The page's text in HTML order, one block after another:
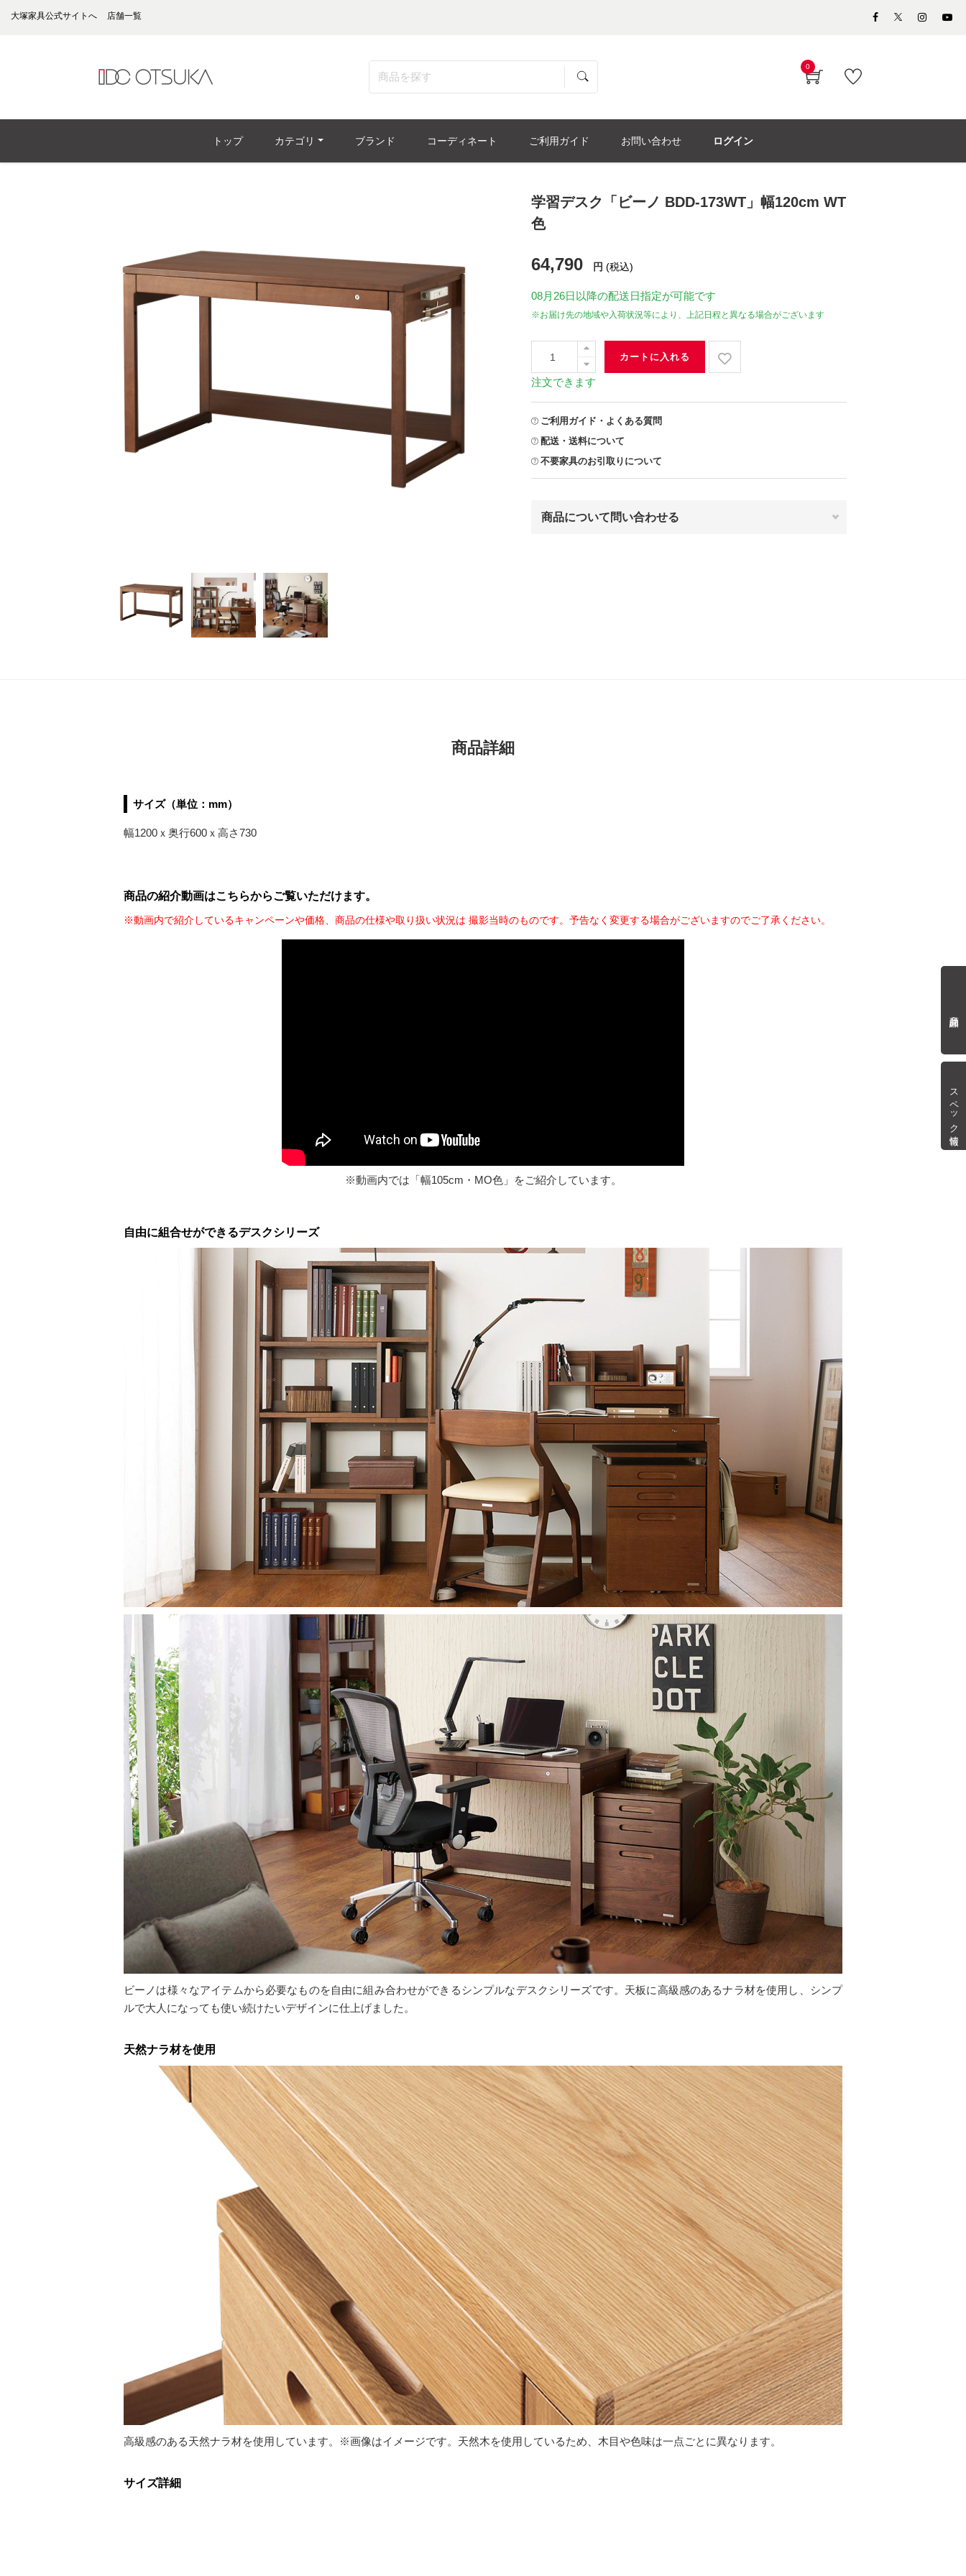
スペック情報
大塚家具公式サイトへ 店舗一覧
0
トップ カテゴリ ブランド コーディネート ご利用ガイド お問い合わせ ログイン
学習デスク「ビーノ BDD-173WT」幅120cm WT
色
64,790 円 (税込)
08月26日 以降の配送日指定が可能です
※お届け先の地域や入荷状況等により、上記日程と異なる場合がございます
カートに入れる
注文できます
ご利用ガイド・よくある質問
配送・送料について
不要家具のお引取りについて
商品について問い合わせる
商品詳細
サイズ（単位：mm）
幅1200ｘ奥行600ｘ高さ730
商品の紹介動画はこちらからご覧いただけます。
※動画内で紹介しているキャンペーンや価格、商品の仕様や取り扱い状況は 撮影当時のものです。予告なく変更する場合がございますのでご了承ください。
※動画内では「幅105cm・MO色」をご紹介しています。
自由に組合せができるデスクシリーズ
ビーノは様々なアイテムから必要なものを自由に組み合わせができるシンプルなデスクシリーズです。天板に高級感のあるナラ材を使用し、シンプ
ルで大人になっても使い続けたいデザインに仕上げました。
天然ナラ材を使用
高級感のある天然ナラ材を使用しています。※画像はイメージです。天然木を使用しているため、木目や色味は一点ごとに異なります。
サイズ詳細